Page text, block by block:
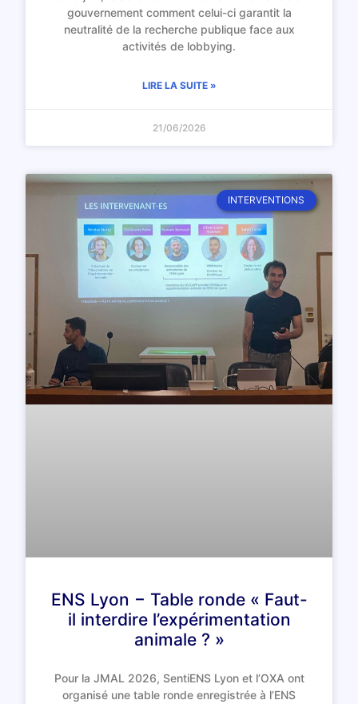
gouvernement comment celui-ci garantit la
neutralité de la recherche publique face aux
activités de lobbying.
LIRE LA SUITE »
21/06/2026
INTERVENTIONS
ENS Lyon − Table ronde « Faut-
il interdire l’expérimentation
animale ? »
Pour la JMAL 2026, SentiENS Lyon et l’OXA ont
organisé une table ronde enregistrée à l’ENS